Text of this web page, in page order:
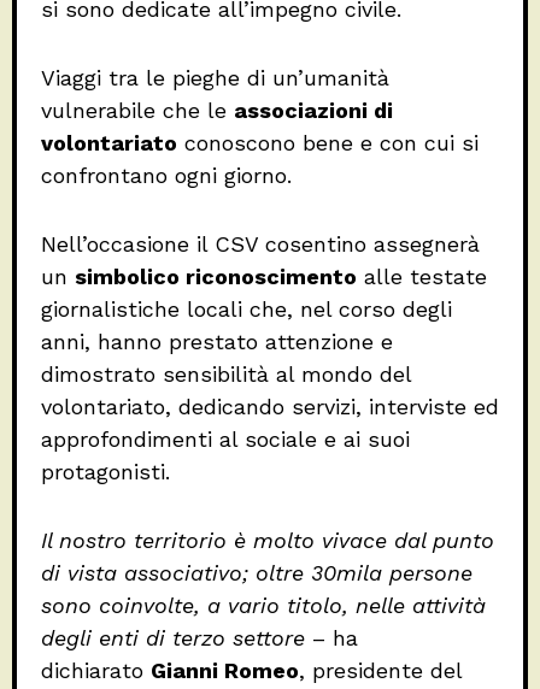
si sono dedicate all’impegno civile.
Viaggi tra le pieghe di un’umanità
vulnerabile che le associazioni di
volontariato conoscono bene e con cui si
confrontano ogni giorno.
Nell’occasione il CSV cosentino assegnerà
un simbolico riconoscimento alle testate
giornalistiche locali che, nel corso degli
anni, hanno prestato attenzione e
dimostrato sensibilità al mondo del
volontariato, dedicando servizi, interviste ed
approfondimenti al sociale e ai suoi
protagonisti.
Il nostro territorio è molto vivace dal punto
di vista associativo; oltre 30mila persone
sono coinvolte, a vario titolo, nelle attività
degli enti di terzo settore – ha
dichiarato Gianni Romeo, presidente del